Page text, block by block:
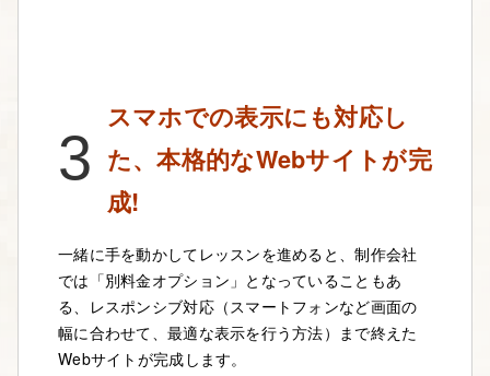
3
スマホでの表示にも対応し
た、本格的なWebサイトが完
成!
一緒に手を動かしてレッスンを進めると、制作会社
では「別料金オプション」となっていることもあ
る、レスポンシブ対応（スマートフォンなど画面の
幅に合わせて、最適な表示を行う方法）まで終えた
Webサイトが完成します。